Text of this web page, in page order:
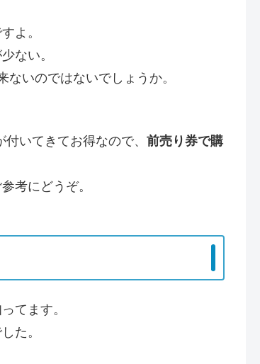
よ。
ない。
いのではないでしょうか。
いてきてお得なので、 前売り券で購
考にどうぞ。
てます。
た。